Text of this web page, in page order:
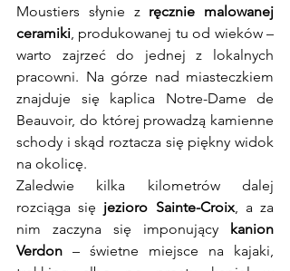
Moustiers słynie z ręcznie malowanej
ceramiki, produkowanej tu od wieków –
warto zajrzeć do jednej z lokalnych
pracowni. Na górze nad miasteczkiem
znajduje się kaplica Notre-Dame de
Beauvoir, do której prowadzą kamienne
schody i skąd roztacza się piękny widok
na okolicę.
Zaledwie kilka kilometrów dalej
rozciąga się jezioro Sainte-Croix, a za
nim zaczyna się imponujący kanion
Verdon – świetne miejsce na kajaki,